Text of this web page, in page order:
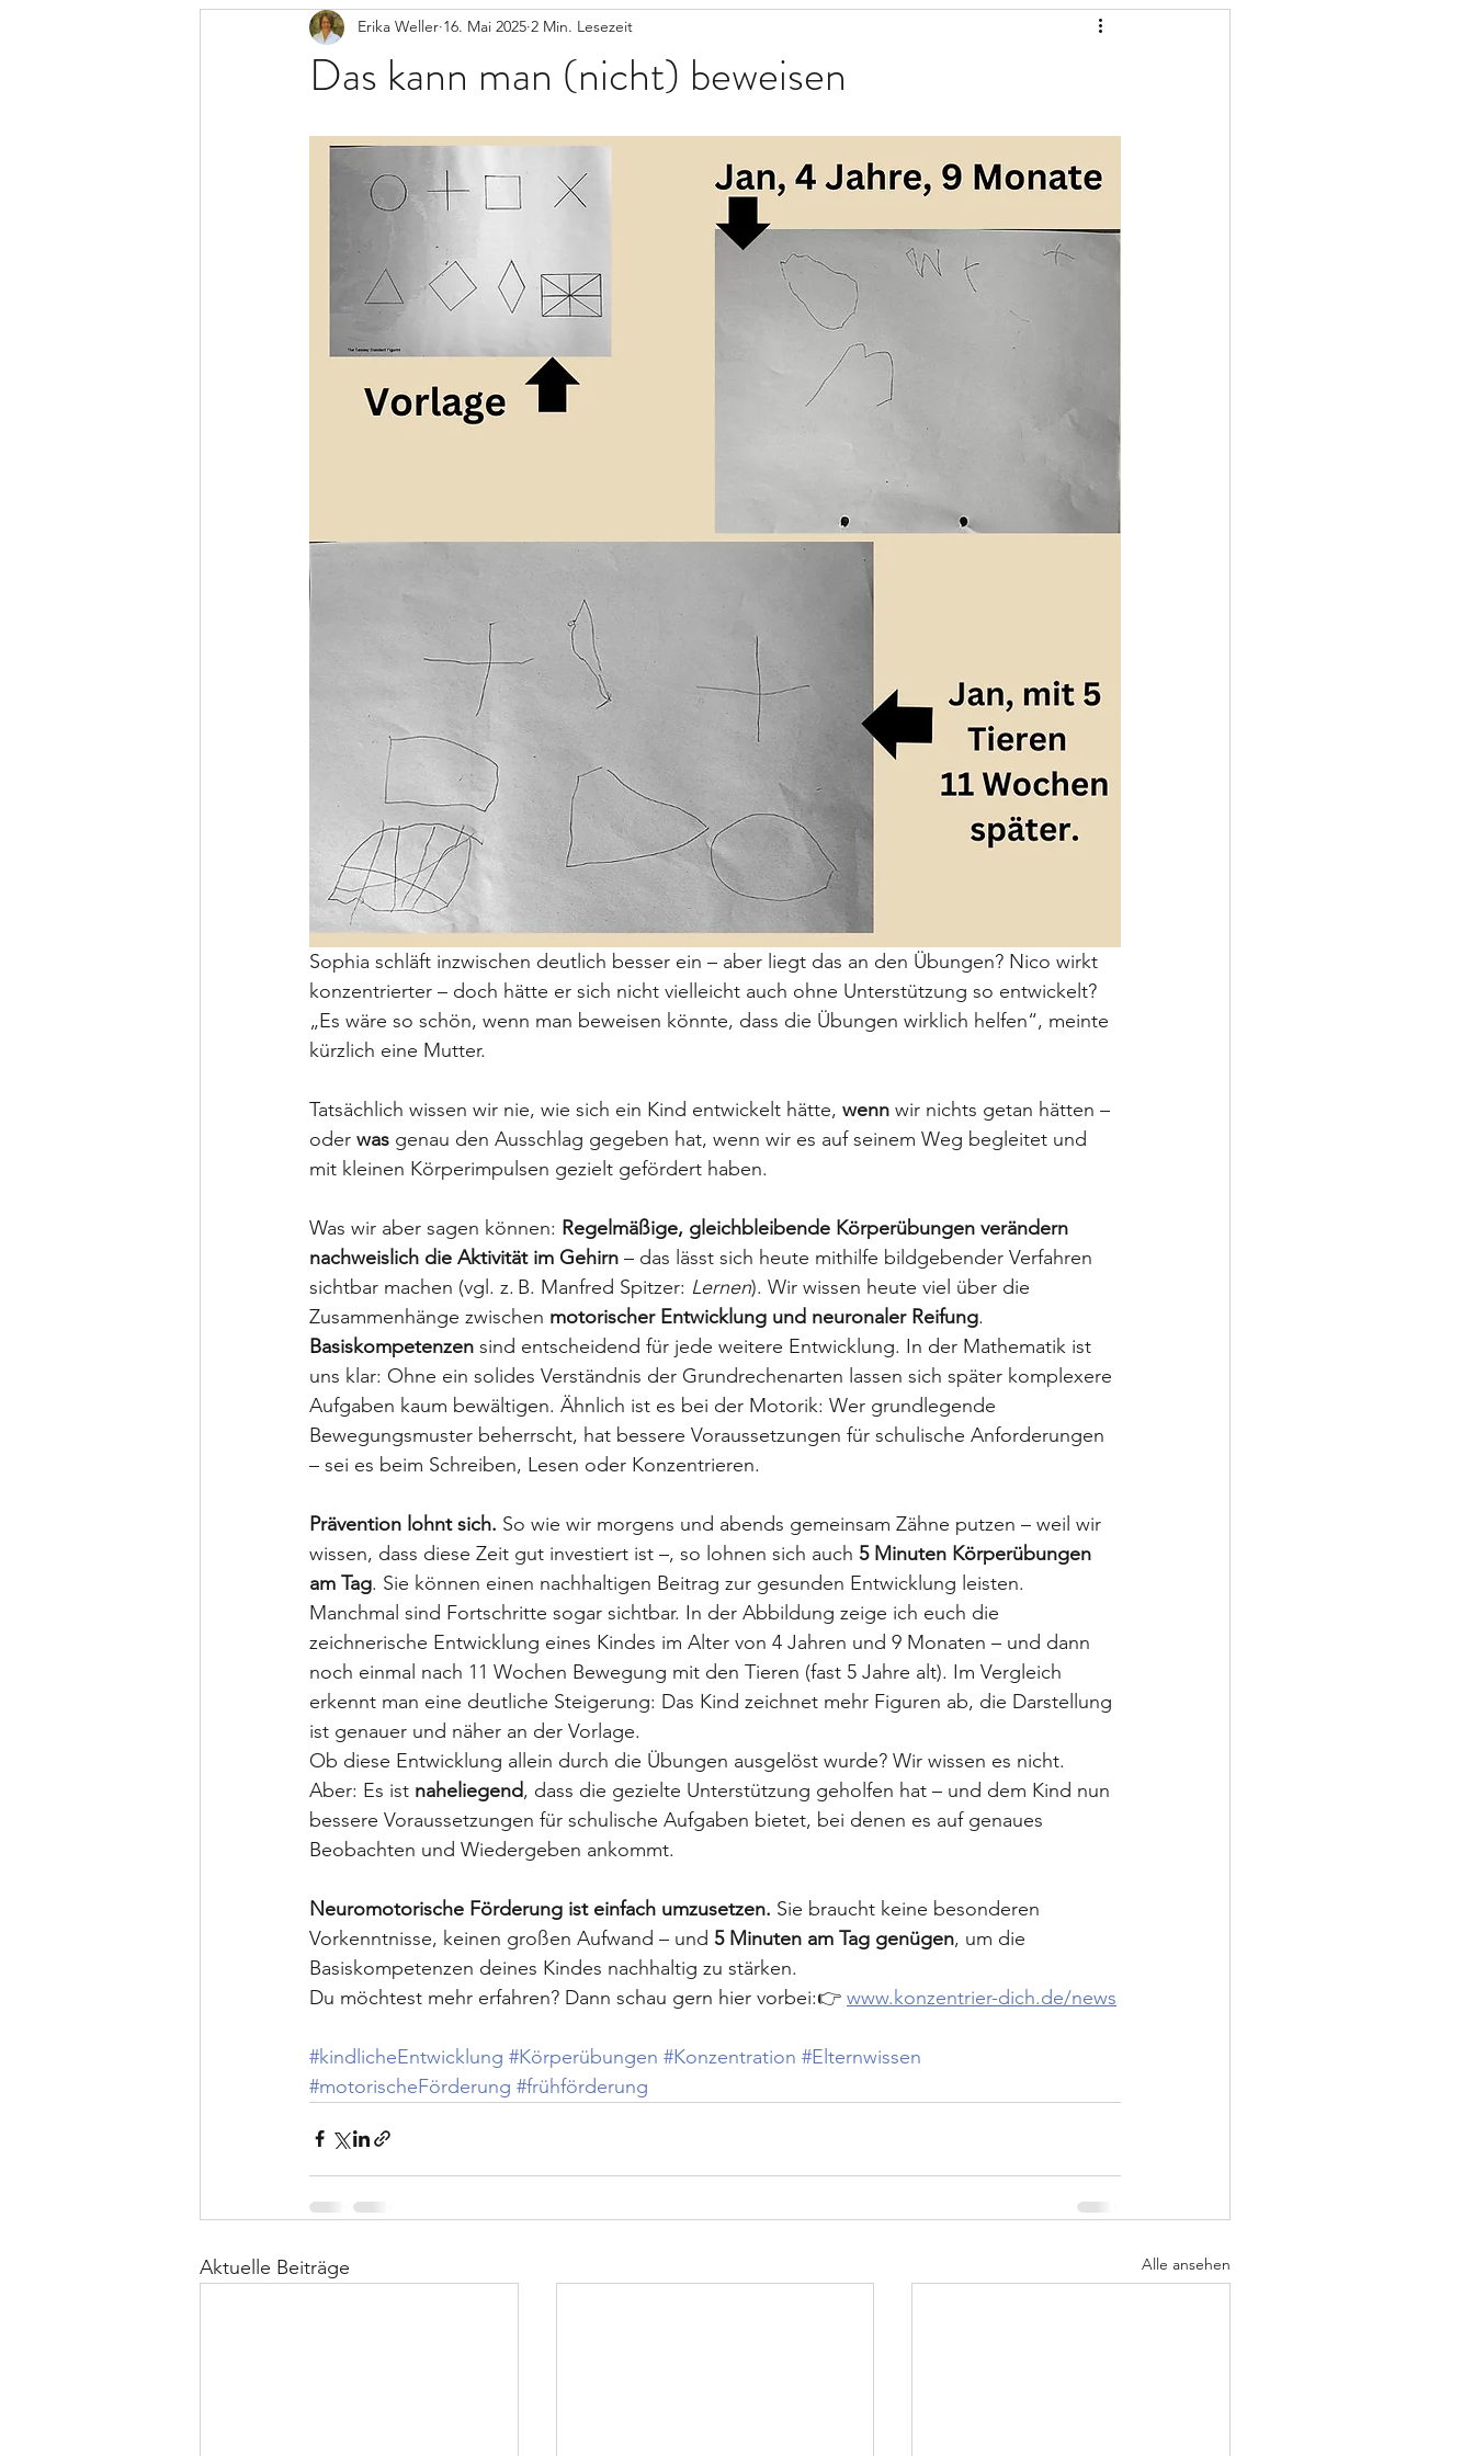
Das kann man (nicht) beweisen
Erika Weller 16. Mai 2025 2 Min. Lesezeit
Sophia schläft inzwischen deutlich besser ein – aber liegt das an den Übungen? Nico wirkt
konzentrierter – doch hätte er sich nicht vielleicht auch ohne Unterstützung so entwickelt?
„Es wäre so schön, wenn man beweisen könnte, dass die Übungen wirklich helfen“, meinte
kürzlich eine Mutter.
Tatsächlich wissen wir nie, wie sich ein Kind entwickelt hätte, wenn wir nichts getan hätten –
oder was genau den Ausschlag gegeben hat, wenn wir es auf seinem Weg begleitet und
mit kleinen Körperimpulsen gezielt gefördert haben.
Was wir aber sagen können: Regelmäßige, gleichbleibende Körperübungen verändern
nachweislich die Aktivität im Gehirn – das lässt sich heute mithilfe bildgebender Verfahren
sichtbar machen (vgl. z. B. Manfred Spitzer: Lernen). Wir wissen heute viel über die
Zusammenhänge zwischen motorischer Entwicklung und neuronaler Reifung.
Basiskompetenzen sind entscheidend für jede weitere Entwicklung. In der Mathematik ist
uns klar: Ohne ein solides Verständnis der Grundrechenarten lassen sich später komplexere
Aufgaben kaum bewältigen. Ähnlich ist es bei der Motorik: Wer grundlegende
Bewegungsmuster beherrscht, hat bessere Voraussetzungen für schulische Anforderungen
– sei es beim Schreiben, Lesen oder Konzentrieren.
Prävention lohnt sich. So wie wir morgens und abends gemeinsam Zähne putzen – weil wir
wissen, dass diese Zeit gut investiert ist –, so lohnen sich auch 5 Minuten Körperübungen
am Tag. Sie können einen nachhaltigen Beitrag zur gesunden Entwicklung leisten.
Manchmal sind Fortschritte sogar sichtbar. In der Abbildung zeige ich euch die
zeichnerische Entwicklung eines Kindes im Alter von 4 Jahren und 9 Monaten – und dann
noch einmal nach 11 Wochen Bewegung mit den Tieren (fast 5 Jahre alt). Im Vergleich
erkennt man eine deutliche Steigerung: Das Kind zeichnet mehr Figuren ab, die Darstellung
ist genauer und näher an der Vorlage.
Ob diese Entwicklung allein durch die Übungen ausgelöst wurde? Wir wissen es nicht.
Aber: Es ist naheliegend, dass die gezielte Unterstützung geholfen hat – und dem Kind nun
bessere Voraussetzungen für schulische Aufgaben bietet, bei denen es auf genaues
Beobachten und Wiedergeben ankommt.
Neuromotorische Förderung ist einfach umzusetzen. Sie braucht keine besonderen
Vorkenntnisse, keinen großen Aufwand – und 5 Minuten am Tag genügen, um die
Basiskompetenzen deines Kindes nachhaltig zu stärken.
Du möchtest mehr erfahren? Dann schau gern hier vorbei:👉 www.konzentrier-dich.de/news
#kindlicheEntwicklung #Körperübungen #Konzentration #Elternwissen
#motorischeFörderung #frühförderung
Aktuelle Beiträge Alle ansehen